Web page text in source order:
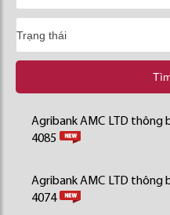
Agribank AMC LTD thông
4085
Agribank AMC LTD thông
4074